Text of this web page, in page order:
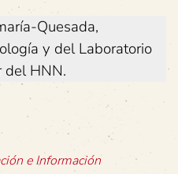
Quesada,
y del Laboratorio
del HNN.
e Información